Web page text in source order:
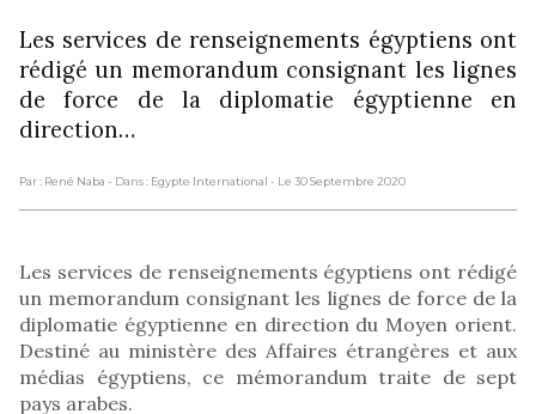
Les services de renseignements égyptiens ont
rédigé un memorandum consignant les lignes
de force de la diplomatie égyptienne en
direction…
Par : René Naba - Dans : Egypte International - Le 30 Septembre 2020
Les services de renseignements égyptiens ont rédigé
un memorandum consignant les lignes de force de la
diplomatie égyptienne en direction du Moyen orient.
Destiné au ministère des Affaires étrangères et aux
médias égyptiens, ce mémorandum traite de sept
pays arabes.